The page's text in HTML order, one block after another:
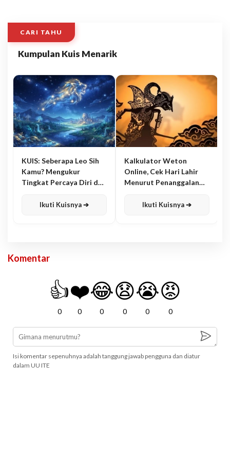
CARI TAHU
Kumpulan Kuis Menarik
KUIS: Seberapa Leo Sih
Kamu? Mengukur
Tingkat Percaya Diri dan
Ikuti Kuisnya ➔
Kalkulator Weton
Online, Cek Hari Lahir
Menurut Penanggalan
Ikuti Kuisnya ➔
Komentar
👍
0
❤️
0
😂
0
😧
0
😭
0
😡
0
Isi komentar sepenuhnya adalah tanggung jawab pengguna dan diatur
dalam UU ITE